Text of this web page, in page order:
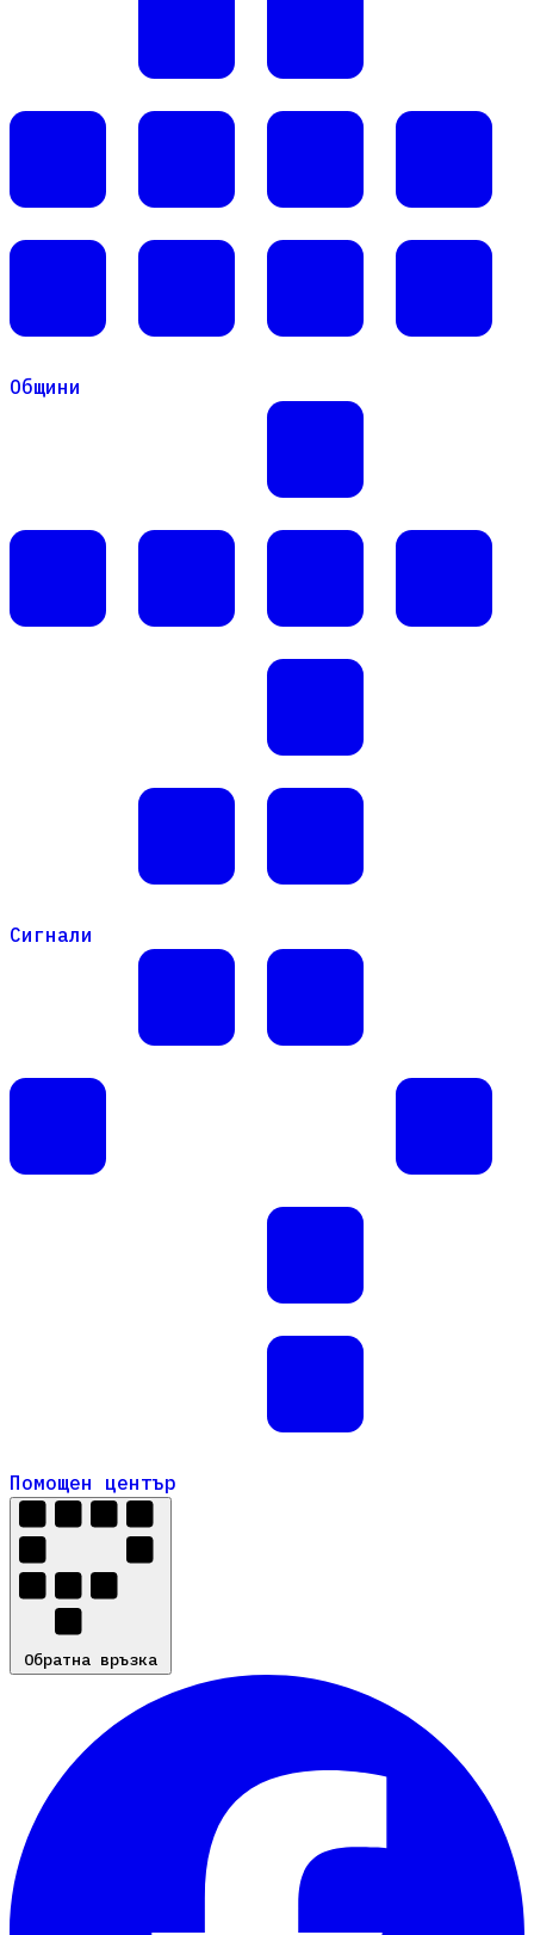
Общини
Сигнали
Помощен център
Помощен център
Обратна връзка
Обратна връзка